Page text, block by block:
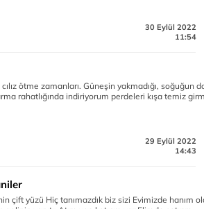
30 Eylül 2022
11:54
ötme zamanları. Güneşin yakmadığı, soğuğun
rahatlığında indiriyorum perdeleri kışa temiz
29 Eylül 2022
14:43
çift yüzü Hiç tanımazdık biz sizi Evimizde hanım